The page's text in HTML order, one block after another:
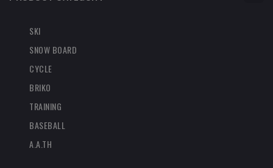
SKI
SNOW BOARD
CYCLE
BRIKO
TRAINING
BASEBALL
A.A.TH